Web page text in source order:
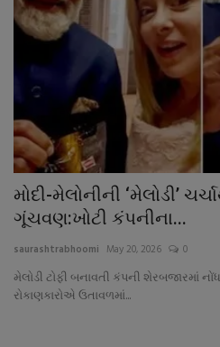
મોદી-મેલોનીની ‘મેલોડી’
ગૂંચવણ:ખોટી કંપનીના...
saurashtrabhoomi May 20, 2026 0
મેલોડી ટોફી બનાવતી કંપની શેરબજારમાં
રોકાણકારોએ ઉતાવળમાં...